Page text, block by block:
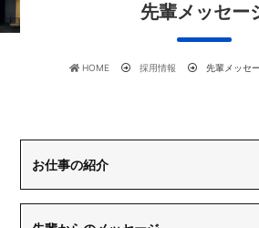
先輩メッセー
HOME 採用情報 先輩メッセ
お仕事の紹介